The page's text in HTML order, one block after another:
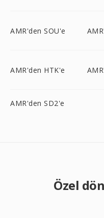
AMR'den SOU'e
AMR'den HTK'e
AMR'den SD2'e
Özel